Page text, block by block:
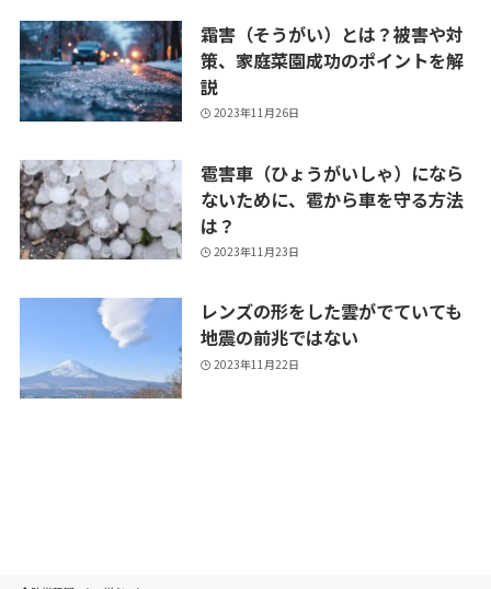
霜害（そうがい）とは？被害や対
策、家庭菜園成功のポイントを解
説
2023年11月26日
雹害車（ひょうがいしゃ）になら
ないために、雹から車を守る方法
は？
2023年11月23日
レンズの形をした雲がでていても
地震の前兆ではない
2023年11月22日